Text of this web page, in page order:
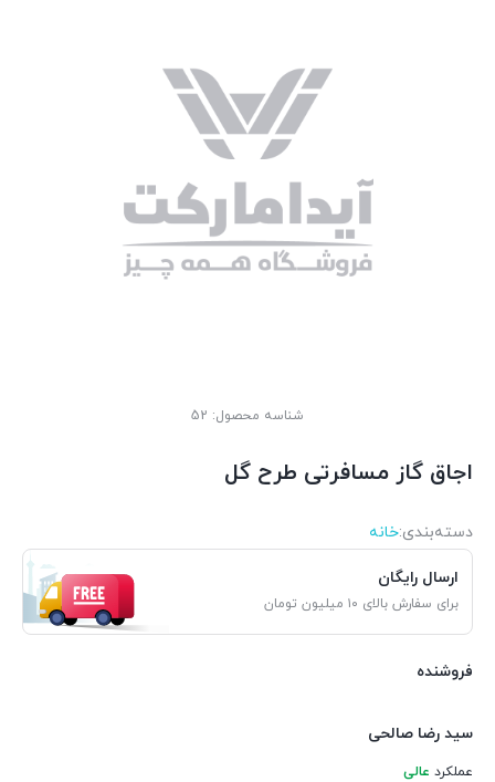
شناسه محصول: 52
اجاق گاز مسافرتی طرح گل
دسته‌بندی‌:خانه
ارسال رایگان
برای سفارش بالای ۱۰ میلیون تومان
فروشنده
سید رضا صالحی
عملکرد عالی